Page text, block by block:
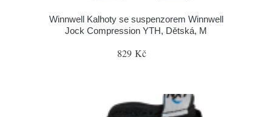
Winnwell Kalhoty se suspenzorem Winnwell
Jock Compression YTH, Dětská, M
829 Kč